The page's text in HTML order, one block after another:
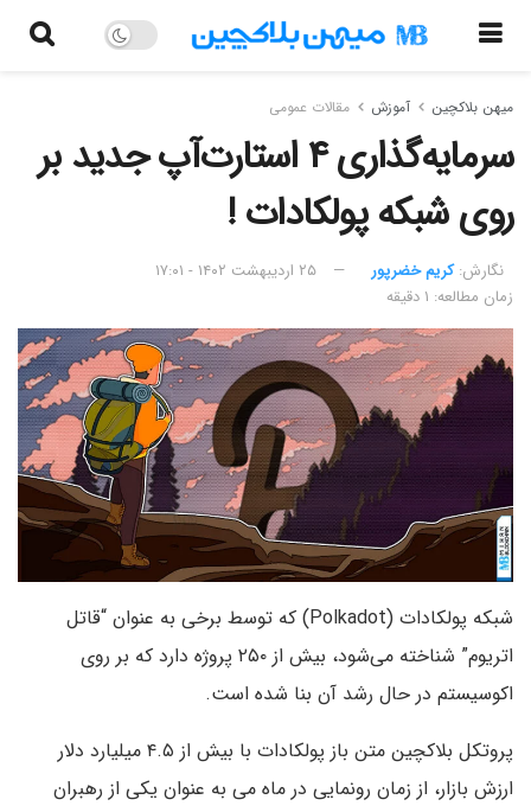
میهن بلاکچین آموزش مقالات عمومی
سرمایه‌گذاری ۴ استارت‌آپ جدید بر
روی شبکه پولکادات !
نگارش:‌ کریم خضرپور
۲۵ اردیبهشت ۱۴۰۲ - ۱۷:۰۱
زمان مطالعه: ۱ دقیقه
شبکه پولکادات (Polkadot) که توسط برخی به عنوان “قاتل
اتریوم” شناخته می‌شود، بیش از ۲۵۰ پروژه دارد که بر روی
اکوسیستم در حال رشد آن بنا شده است.
پروتکل بلاکچین متن باز پولکادات با بیش از ۴.۵ میلیارد دلار
ارزش بازار، از زمان رونمایی در ماه می به عنوان یکی از رهبران